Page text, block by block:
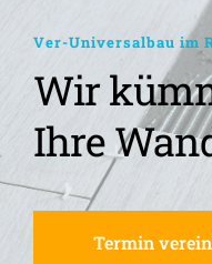
Ver-Universalbau im
Wir
Ihre
Termin